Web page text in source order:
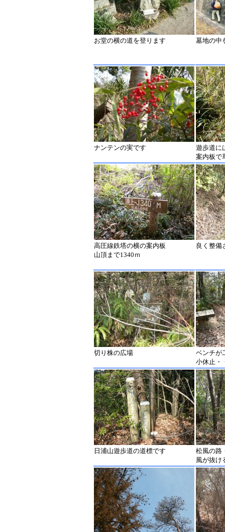
お堂の横の道を登ります 墓地の中
ナンテンの実です
遊歩道に
案内板で
高圧線鉄塔の横の案内板
山頂まで1340ｍ
良く整備
切り株の広場
ベンチが
小休止・
日浦山遊歩道の道標です
松風の路
風が抜け